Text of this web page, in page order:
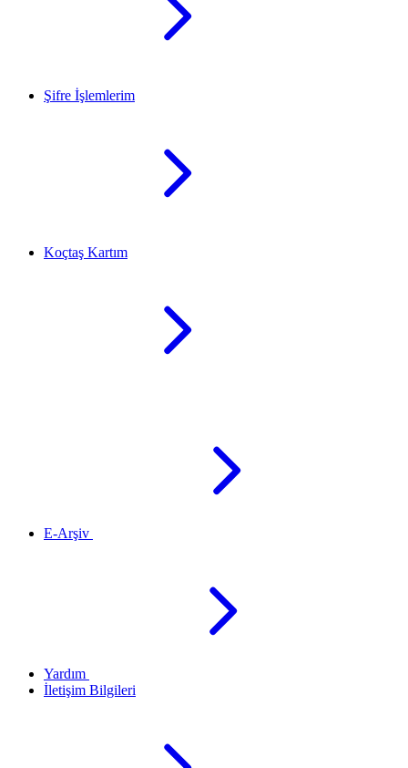
Şifre İşlemlerim
Koçtaş Kartım
E-Arşiv
Yardım
İletişim Bilgileri